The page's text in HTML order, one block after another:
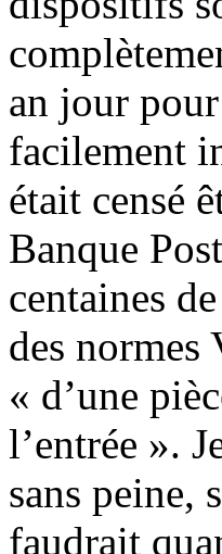
an jour
facilement
était censé
Banque
centaines
des
« d’une
l’entrée ».
sans peine,
faudrait